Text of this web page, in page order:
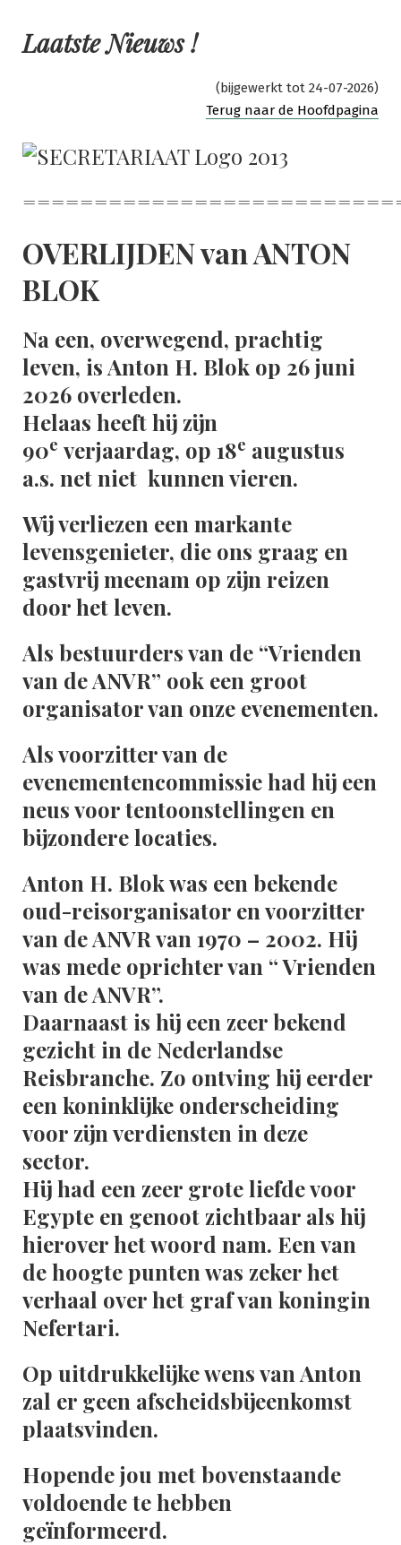
naarLaatste Nieuws !
(bijgewerkt tot 24-07-2026)
Terug naar de Hoofdpagina
OVERLIJDEN van ANTON
BLOK
Na een, overwegend, prachtig
leven, is Anton H. Blok op 26 juni
2026 overleden.
Helaas heeft hij zijn
90e verjaardag, op 18e augustus
a.s. net niet kunnen vieren.
Wij verliezen een markante
levensgenieter, die ons graag en
gastvrij meenam op zijn reizen
door het leven.
Als bestuurders van de “Vrienden
van de ANVR” ook een groot
organisator van onze evenementen.
Als voorzitter van de
evenementencommissie had hij een
neus voor tentoonstellingen en
bijzondere locaties.
Anton H. Blok was een bekende
oud-reisorganisator en voorzitter
van de ANVR van 1970 – 2002. Hij
was mede oprichter van “ Vrienden
van de ANVR”.
Daarnaast is hij een zeer bekend
gezicht in de Nederlandse
Reisbranche. Zo ontving hij eerder
een koninklijke onderscheiding
voor zijn verdiensten in deze
sector.
Hij had een zeer grote liefde voor
Egypte en genoot zichtbaar als hij
hierover het woord nam. Een van
de hoogte punten was zeker het
verhaal over het graf van koningin
Nefertari.
Op uitdrukkelijke wens van Anton
zal er geen afscheidsbijeenkomst
plaatsvinden.
Hopende jou met bovenstaande
voldoende te hebben
geïnformeerd.